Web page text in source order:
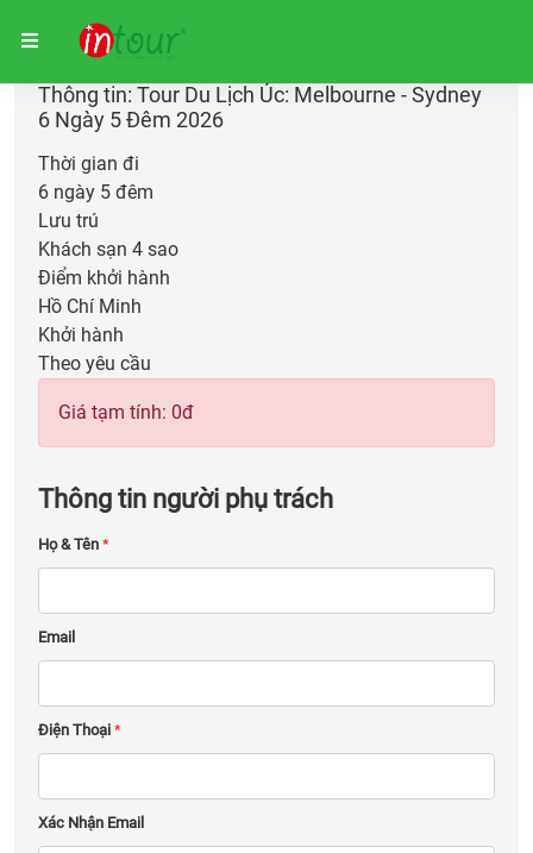
Trang chủ Giữ chỗ
Thông tin: Tour Du Lịch Úc: Melbourne - Sydney
6 Ngày 5 Đêm 2026
Thời gian đi
6 ngày 5 đêm
Lưu trú
Khách sạn 4 sao
Điểm khởi hành
Hồ Chí Minh
Khởi hành
Theo yêu cầu
Giá tạm tính: 0đ
Thông tin người phụ trách
Họ & Tên *
Email
Điện Thoại *
Xác Nhận Email